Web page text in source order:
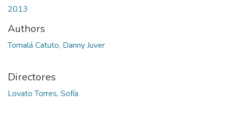
2013
Authors
Tomalá Catuto, Danny Juver
Directores
Lovato Torres, Sofía